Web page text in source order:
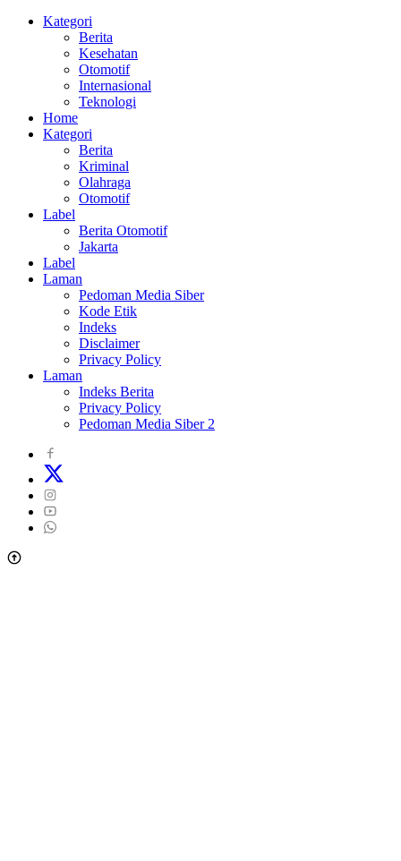
Kategori
Berita
Kesehatan
Otomotif
Internasional
Teknologi
Home
Kategori
Berita
Kriminal
Olahraga
Otomotif
Label
Berita Otomotif
Jakarta
Label
Laman
Pedoman Media Siber
Kode Etik
Indeks
Disclaimer
Privacy Policy
Laman
Indeks Berita
Privacy Policy
Pedoman Media Siber 2